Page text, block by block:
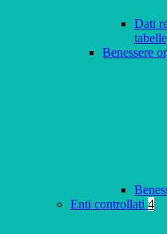
Dati
Benessere
Enti controllati 4